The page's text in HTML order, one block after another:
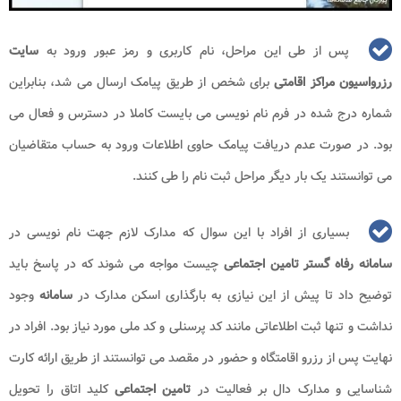
پس از طی این مراحل، نام کاربری و رمز عبور ورود به سایت
رزرواسیون مراکز اقامتیبرای شخص از طریق پیامک ارسال می شد، بنابراین
شماره درج شده در فرم نام نویسی می بایست کاملا در دسترس و فعال می
بود. در صورت عدم دریافت پیامک حاوی اطلاعات ورود به حساب متقاضیان
می توانستند یک بار دیگر مراحل ثبت نام را طی کنند.
بسیاری از افراد با این سوال که مدارک لازم جهت نام نویسی در
سامانه رفاه گستر تامین اجتماعی چیست مواجه می شوند که در پاسخ باید
توضیح داد تا پیش از این نیازی به بارگذاری اسکن مدارک در سامانه وجود
نداشت و تنها ثبت اطلاعاتی مانند کد پرسنلی و کد ملی مورد نیاز بود. افراد در
نهایت پس از رزرو اقامتگاه و حضور در مقصد می توانستند از طریق ارائه کارت
شناسایی و مدارک دال بر فعالیت در تامین اجتماعی کلید اتاق را تحویل